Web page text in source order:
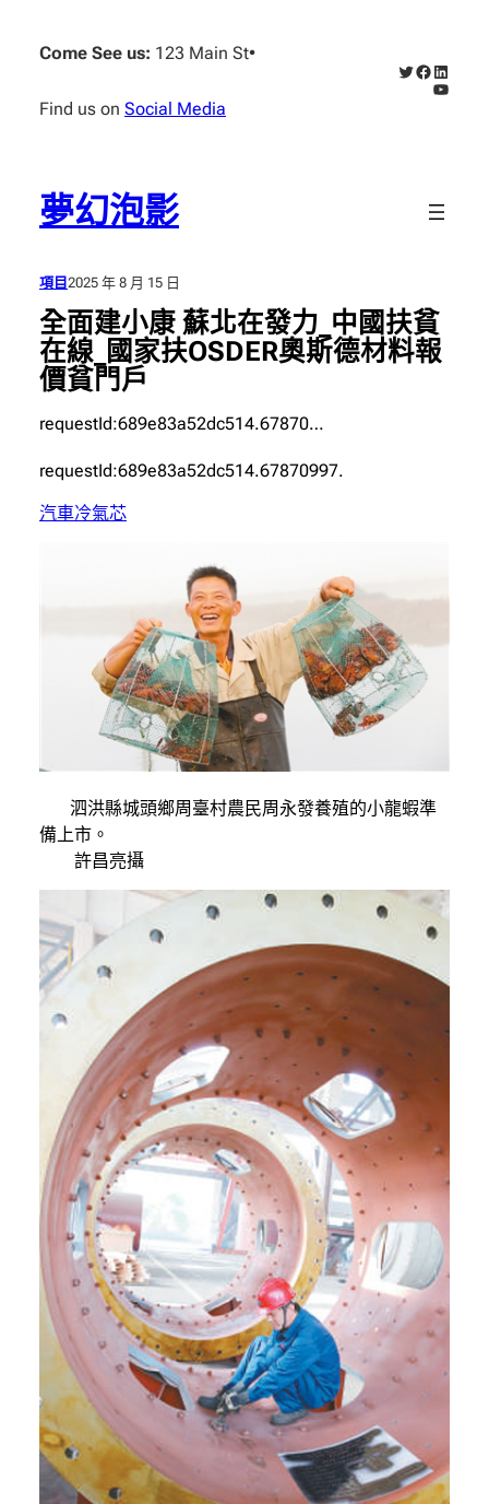
Come See us: 123 Main St•
Find us on Social Media
X Facebook
夢幻泡影
項目 2025 年 8 月 15 日
全面建小康 蘇北在發力_中國扶貧
在線_國家扶OSDER奧斯德材料報
價貧門戶
requestId:689e83a52dc514.67870…
requestId:689e83a52dc514.67870997.
汽車冷氣芯
泗洪縣城頭鄉周臺村農民周永發養殖的小龍蝦準
備上市。
許昌亮攝